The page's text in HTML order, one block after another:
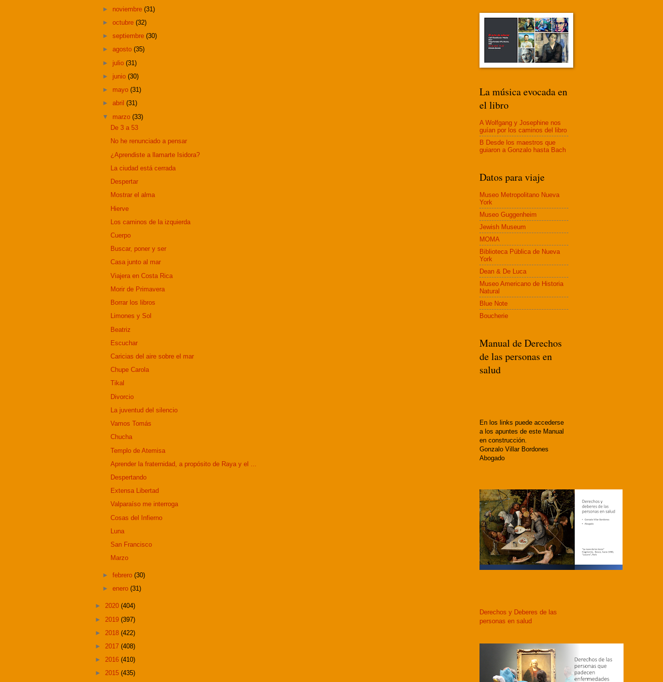
► noviembre(31)
►octubre(32)
►septiembre(30)
►agosto(35)
► julio(31)
► junio(30)
► mayo(31)
►abril(31)
▼ marzo(33)
De 3 a 53
No he renunciado a pensar
¿Aprendiste a llamarte Isidora?
La ciudad está cerrada
Despertar
Mostrar el alma
Hierve
Los caminos de la izquierda
Cuerpo
Buscar, poner y ser
Casa junto al mar
Viajera en Costa Rica
Morir de Primavera
Borrar los libros
Limones y Sol
Beatriz
Escuchar
Caricias del aire sobre el mar
Chupe Carola
Tikal
Divorcio
La juventud del silencio
Vamos Tomás
Chucha
Templo de Atemisa
Aprender la fraternidad, a propósito de Raya y el ...
Despertando
Extensa Libertad
Valparaíso me interroga
Cosas del Infierno
Luna
San Francisco
Marzo
►febrero(30)
►enero(31)
► 2020 (404)
► 2019 (397)
► 2018 (422)
► 2017 (408)
► 2016 (410)
► 2015 (435)
La música evocada en
el libro
A Wolfgang y Josephine nos
guían por los caminos del libro
B Desde los maestros que
guiaron a Gonzalo hasta Bach
Datos para viaje
Museo Metropolitano Nueva
York
Museo Guggenheim
Jewish Museum
MOMA
Biblioteca Pública de Nueva
York
Dean & De Luca
Museo Americano de Historia
Natural
Blue Note
Boucherie
Manual de Derechos
de las personas en
salud
En los links puede accederse
a los apuntes de este Manual
en construcción.
Gonzalo Villar Bordones
Abogado
Derechos y Deberes de las
personas en salud